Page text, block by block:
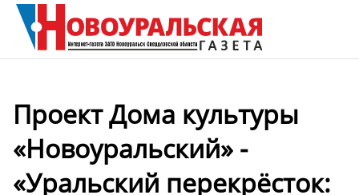
Проект Дома культуры
«Новоуральский» -
«Уральский перекрёсток: